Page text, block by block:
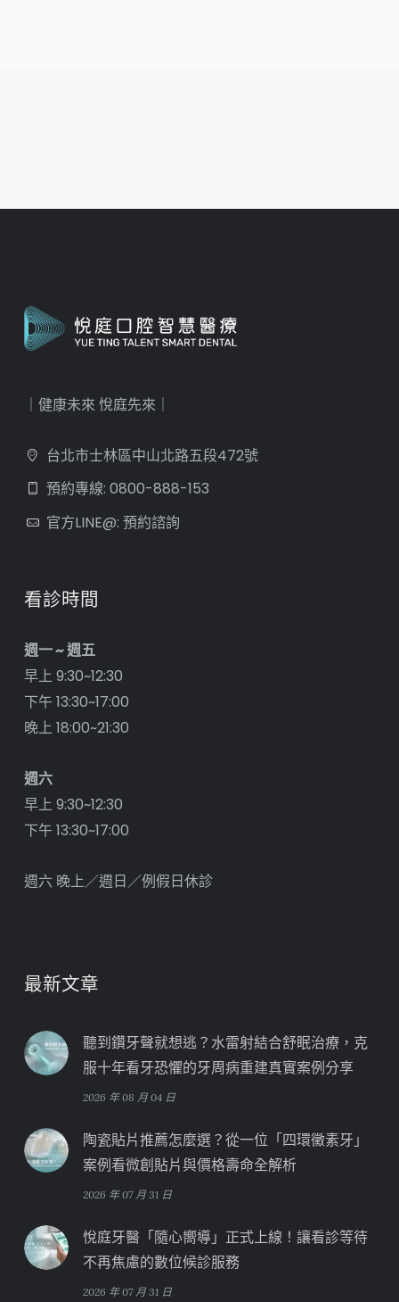
｜健康未來 悅庭先來｜
台北市士林區中山北路五段472號
預約專線: 0800-888-153
官方LINE@: 預約諮詢
看診時間
週一 ~ 週五
早上 9:30~12:30
下午 13:30~17:00
晚上 18:00~21:30
週六
早上 9:30~12:30
下午 13:30~17:00
週六 晚上／週日／例假日休診
最新文章
聽到鑽牙聲就想逃？水雷射結合舒眠治療，克
服十年看牙恐懼的牙周病重建真實案例分享
2026 年 08 月 04 日
陶瓷貼片推薦怎麼選？從一位「四環黴素牙」
案例看微創貼片與價格壽命全解析
2026 年 07 月 31 日
悅庭牙醫「隨心嚮導」正式上線！讓看診等待
不再焦慮的數位候診服務
2026 年 07 月 31 日